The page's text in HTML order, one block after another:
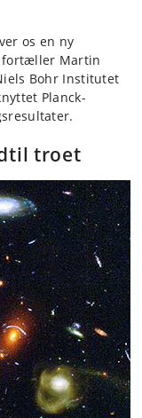
os en ny
fortæller Martin
Bohr Institutet
Planck-
troet